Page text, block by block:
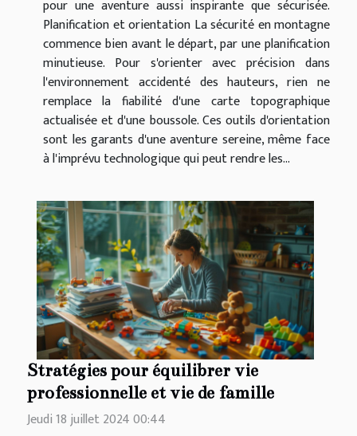
pour une aventure aussi inspirante que sécurisée.
Planification et orientation La sécurité en montagne
commence bien avant le départ, par une planification
minutieuse. Pour s'orienter avec précision dans
l'environnement accidenté des hauteurs, rien ne
remplace la fiabilité d'une carte topographique
actualisée et d'une boussole. Ces outils d'orientation
sont les garants d'une aventure sereine, même face
à l'imprévu technologique qui peut rendre les...
Stratégies pour équilibrer vie
professionnelle et vie de famille
Jeudi 18 juillet 2024 00:44